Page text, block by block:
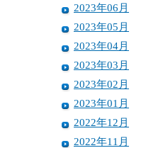
2023年06月
2023年05月
2023年04月
2023年03月
2023年02月
2023年01月
2022年12月
2022年11月